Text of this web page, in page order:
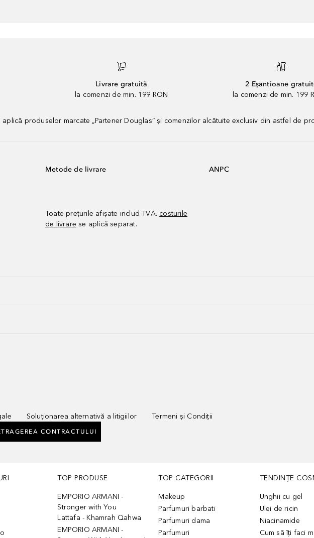
Livrare gratuită
la comenzi de min. 199 RON
2 Eșantioane
la comenzi de min. 199
aplică produselor marcate „Partener Douglas” și comenzilor alcătuite exclusiv din astfel de
Metode de livrare
Toate prețurile afișate includ TVA. costurile
de livrare se aplică separat.
ANPC
Soluționarea alternativă a litigiilor
Termeni și Condiții
CONTRACTULUI
TOP PRODUSE
EMPORIO ARMANI -
Stronger with You
Lattafa - Khamrah Qahwa
EMPORIO ARMANI -
TOP CATEGORII
Makeup
Parfumuri barbati
Parfumuri dama
Parfumuri
TENDINȚE
Unghii cu gel
Ulei de ricin
Niacinamide
Cum să îți faci